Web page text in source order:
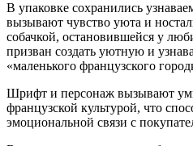
В упаковке сохранились
вызывают чувство уюта и
собачкой, остановившейся у
призван создать уютную и
«маленького французского
Шрифт и персонаж вызывают
французской культурой, что
эмоциональной связи с